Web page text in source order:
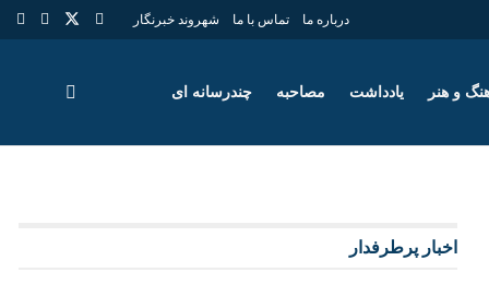
درباره ما تماس با ما شهروند خبرنگار
و هنر یادداشت مصاحبه چندرسانه ای
اخبار پرطرفدار